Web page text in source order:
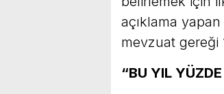
açıklama yapan
mevzuat gereği
“BU YIL